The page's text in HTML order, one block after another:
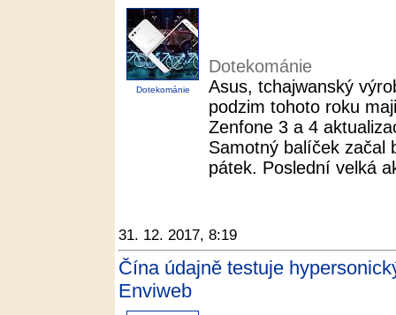
Dotekománie
Dotekománie
Asus, tchajwanský
podzim tohoto roku
Zenfone 3 a 4
Samotný balíček začal
pátek. Poslední velká
31. 12. 2017, 8:19
Čína údajně testuje
Enviweb